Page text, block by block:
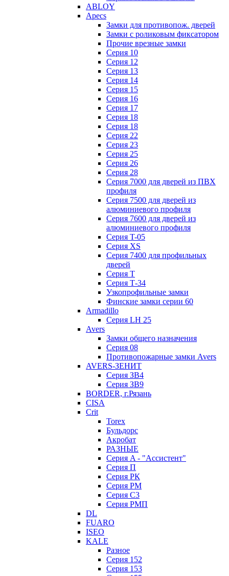
ABLOY
Apecs
Замки для противопож. дверей
Замки с роликовым фиксатором
Прочие врезные замки
Серия 10
Серия 12
Серия 13
Серия 14
Серия 15
Серия 16
Серия 17
Серия 18
Серия 18
Серия 22
Серия 23
Серия 25
Серия 26
Серия 28
Серия 7000 для дверей из ПВХ
профиля
Серия 7500 для дверей из
алюминиевого профиля
Серия 7600 для дверей из
алюминиевого профиля
Серия T-05
Серия XS
Серия 7400 для профильных
дверей
Серия Т
Серия Т-34
Узкопрофильные замки
Финские замки серии 60
Armadillo
Серия LH 25
Avers
Замки общего назначения
Серия 08
Противопожарные замки Avers
AVERS-ЗЕНИТ
Серия ЗВ4
Серия ЗВ9
BORDER, г.Рязань
CISA
Crit
Torex
Бульдорс
Акробат
РАЗНЫЕ
Серия A - "Ассистент"
Серия П
Серия РК
Серия РМ
Серия С3
Серия РМП
DL
FUARO
ISEO
KALE
Разное
Серия 152
Серия 153